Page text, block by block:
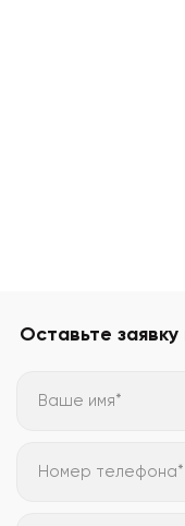
Оставьте
Ваше имя*
Номер телефона*